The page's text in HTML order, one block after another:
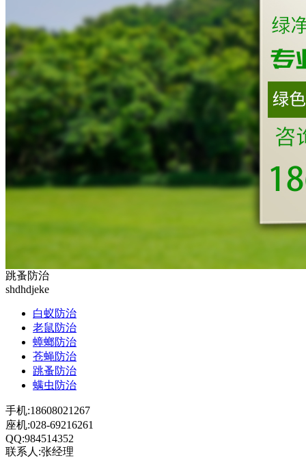
跳蚤防治
shdhdjeke
白蚁防治
老鼠防治
蟑螂防治
苍蝇防治
跳蚤防治
螨虫防治
手机:18608021267
座机:028-69216261
QQ:984514352
联系人:张经理